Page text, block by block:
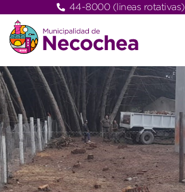
44-8000 (lineas rotativas)